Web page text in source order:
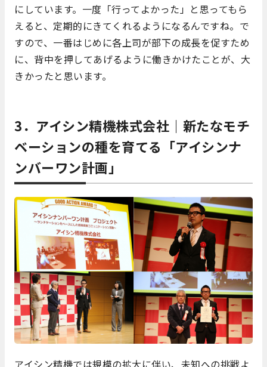
にしています。一度「行ってよかった」と思ってもら
えると、定期的にきてくれるようになるんですね。で
すので、一番はじめに各上司が部下の成長を促すため
に、背中を押してあげるように働きかけたことが、大
きかったと思います。
3．アイシン精機株式会社｜新たなモチ
ベーションの種を育てる「アイシンナ
ンバーワン計画」